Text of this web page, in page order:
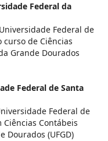
Federal da
Federal de
curso de Ciências
Grande Dourados
Federal de Santa
Federal de
Ciências Contábeis
Dourados (UFGD)